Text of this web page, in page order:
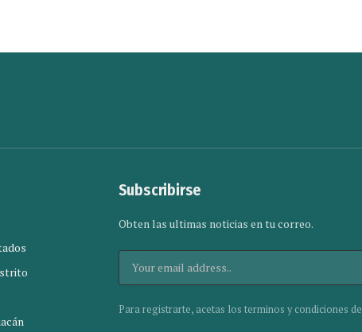
Subscribirse
Obten las ultimas noticias en tu correo.
Para registrarte, acetas los terminos y condiciones de